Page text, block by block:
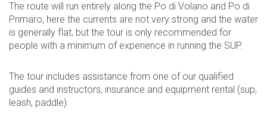
The route will run entirely along the Po di Volano and Po di
Primaro, here the currents are not very strong and the water
is generally flat, but the tour is only recommended for
people with a minimum of experience in running the SUP.
The tour includes assistance from one of our qualified
guides and instructors, insurance and equipment rental (sup,
leash, paddle).